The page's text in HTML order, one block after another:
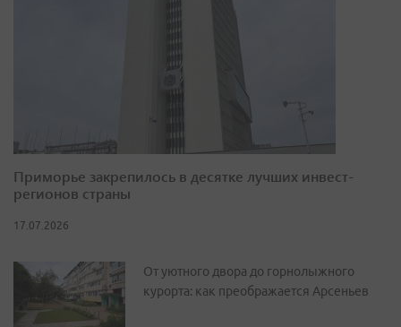
Приморье закрепилось в десятке лучших инвест-
регионов страны
17.07.2026
От уютного двора до горнолыжного
курорта: как преображается Арсеньев